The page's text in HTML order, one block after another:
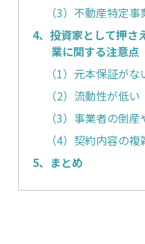
（3）不動産特定
4、投資家として押さ
業に関する注意点
（1）元本保証がな
（2）流動性が低い
（3）事業者の倒
（4）契約内容の複
5、まとめ